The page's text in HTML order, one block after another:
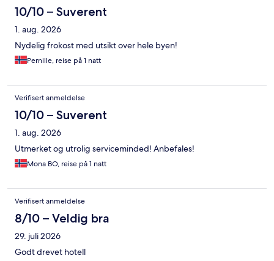
10/10 – Suverent
1. aug. 2026
Nydelig frokost med utsikt over hele byen!
Pernille, reise på 1 natt
Verifisert anmeldelse
10/10 – Suverent
1. aug. 2026
Utmerket og utrolig serviceminded! Anbefales!
Mona BO, reise på 1 natt
Verifisert anmeldelse
8/10 – Veldig bra
29. juli 2026
Godt drevet hotell